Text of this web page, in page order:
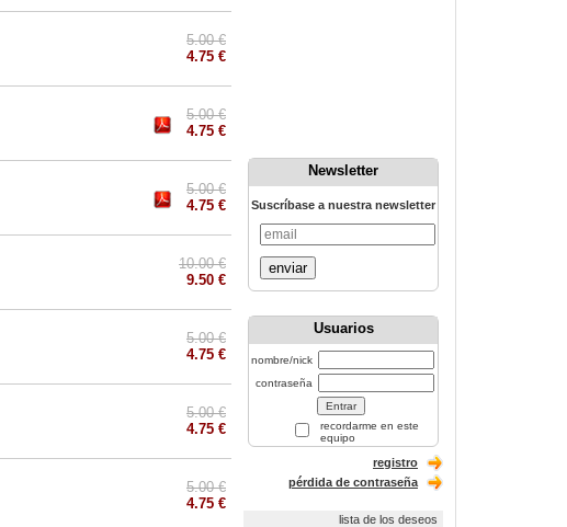
5.00 €
4.75 €
5.00 €
4.75 €
5.00 €
4.75 €
10.00 €
9.50 €
5.00 €
4.75 €
5.00 €
4.75 €
5.00 €
4.75 €
Newsletter
Suscríbase a nuestra newsletter
enviar
Usuarios
nombre/nick
contraseña
recordarme en este
equipo
registro
pérdida de contraseña
lista de los deseos